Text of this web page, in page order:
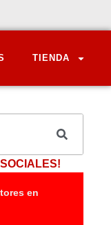
TIENDA
en